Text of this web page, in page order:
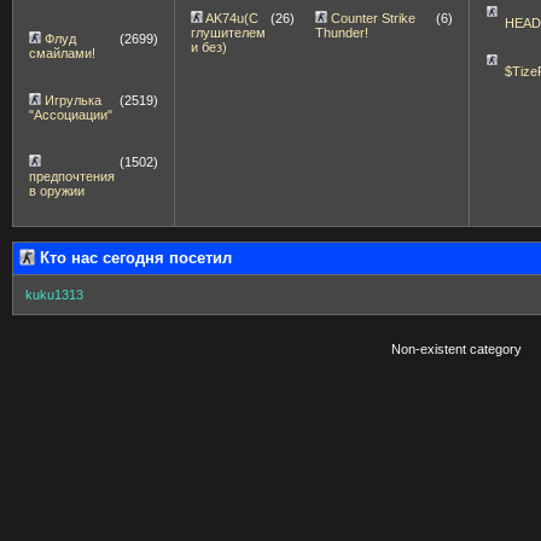
Флуд
смайлами!
(2699)
Игрулька
"Ассоциации"
(2519)
предпочтения
в оружии
(1502)
AK74u(С
глушителем
и без)
(26)
Counter Strike
Thunder!
(6)
Кто нас сегодня посетил
kuku1313
Non-existent category